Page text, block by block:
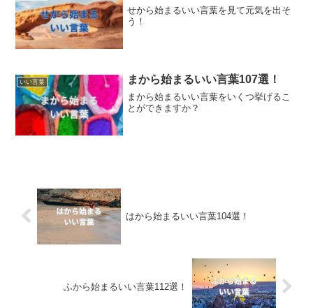
せから始まるいい言葉を見て元気を出そ
う！
いい言葉 まから始まるいい言葉107選！
まから始まるいい言葉をいくつ挙げるこ
とができますか？
はから始まるいい言葉104選！
ふから始まるいい言葉112選！